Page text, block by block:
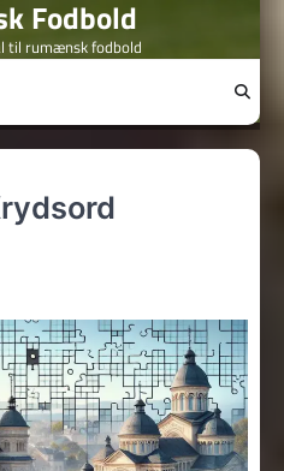
Fodbold
til rumænsk fodbold